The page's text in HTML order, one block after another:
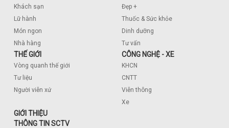
Khách sạn
Lữ hành
Món ngon
Nhà hàng
Đẹp +
Thuốc & Sức khỏe
Dinh dưỡng
Tư vấn
THẾ GIỚI
Vòng quanh thế giới
Tư liệu
Người viễn xứ
CÔNG NGHỆ - XE
KHCN
CNTT
Viễn thông
Xe
GIỚI THIỆU
THÔNG TIN SCTV